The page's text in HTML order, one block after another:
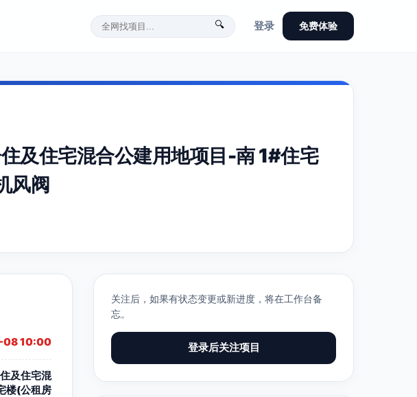
🔍 登录 免费体验
及住宅混合公建用地项目-南 1#住宅
风阀
10:00
及住宅混
楼(公租房
关注后，如果有状态变更或新进度，将在工作台备
忘。
登录后关注项目